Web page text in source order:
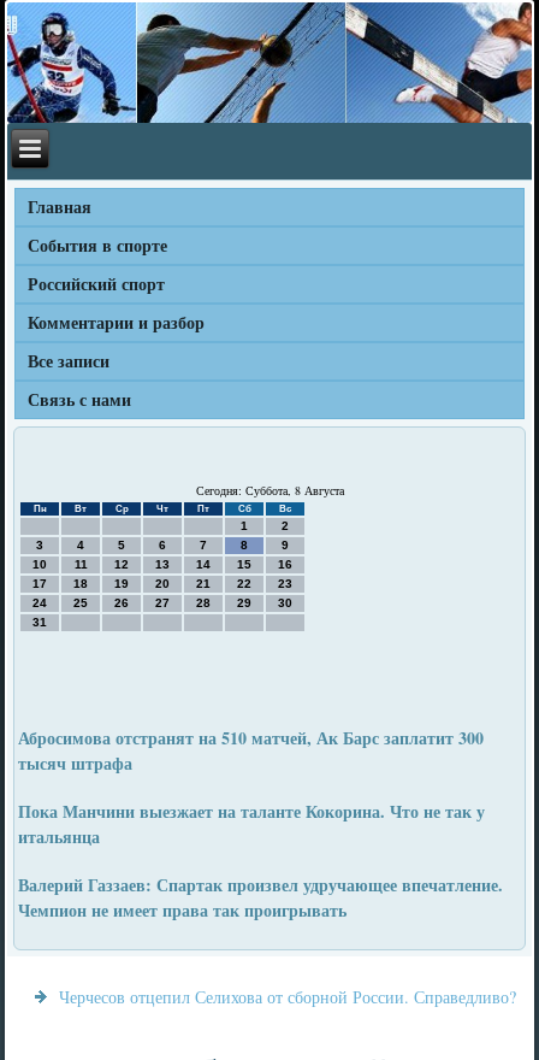
Главная
События в спорте
Российский спорт
Комментарии и разбор
Все записи
Связь с нами
Сегодня: Суббота, 8 Августа
Пн Вт Ср Чт Пт Сб Вс
1
2
3
4 5 6 7 8
9
10
11 12 13 14 15
16
17
18 19 20 21 22
23
24
25 26 27 28 29
30
31
Абросимова отстранят на 510 матчей, Ак Барс заплатит 300
тысяч штрафа
Пока Манчини выезжает на таланте Кокорина. Что не так у
итальянца
Валерий Газзаев: Спартак произвел удручающее впечатление.
Чемпион не имеет права так проигрывать
Черчесов отцепил Селихова от сборной России. Справедливо?